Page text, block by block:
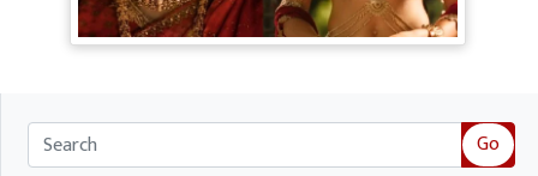
ने लूटी महफिल
Go